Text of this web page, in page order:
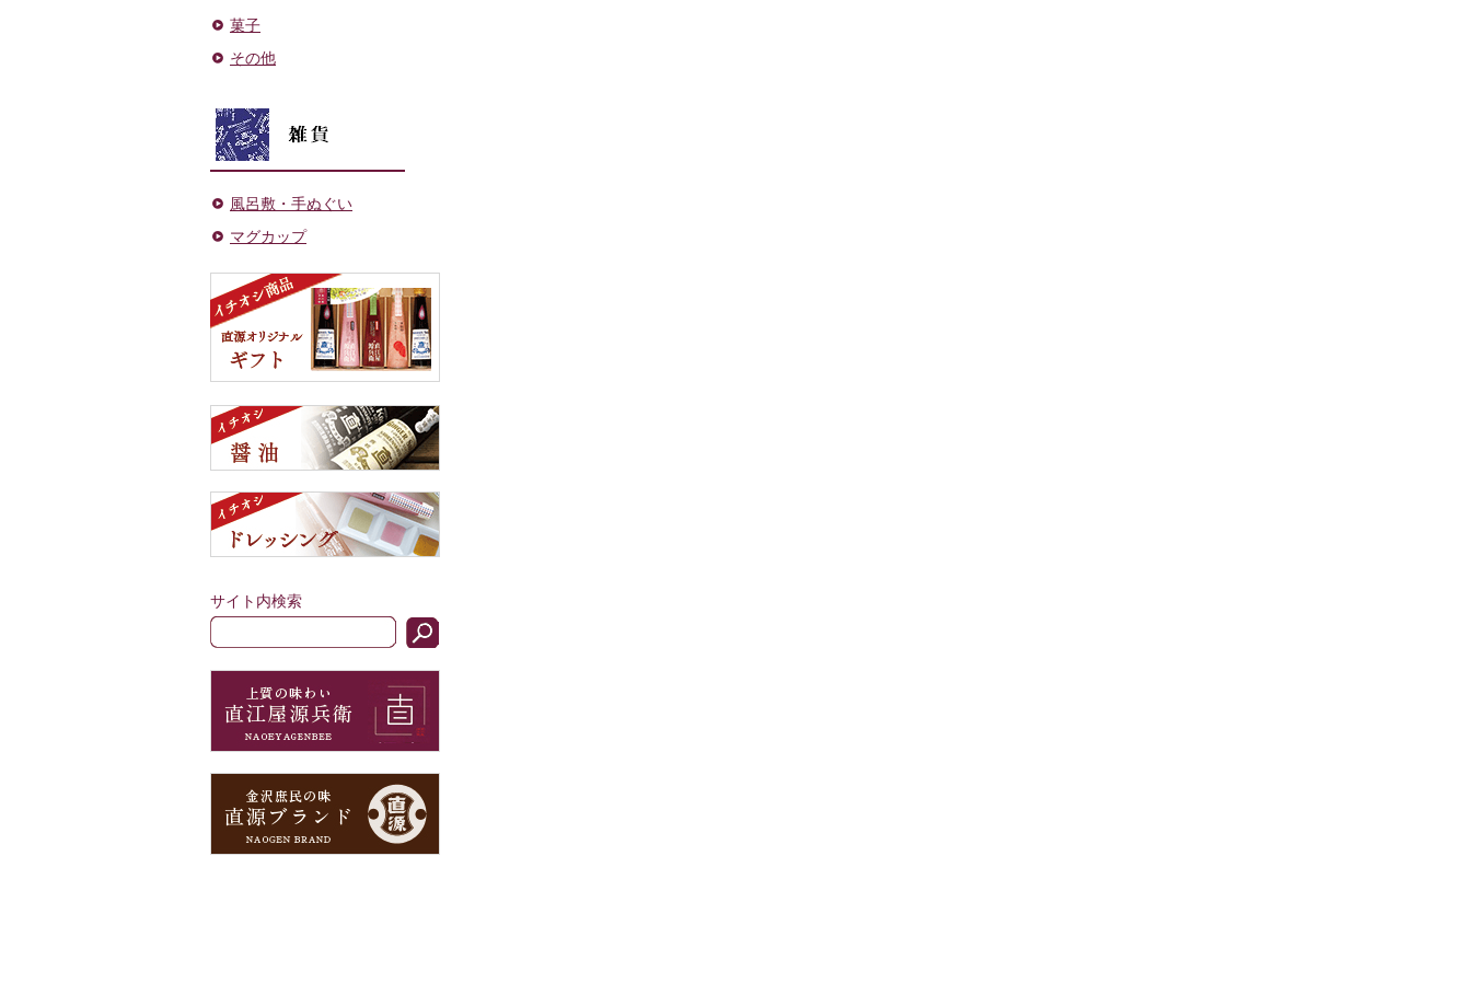
菓子
その他
風呂敷・手ぬぐい
マグカップ
サイト内検索